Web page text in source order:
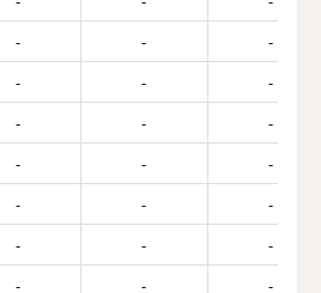
- -
-
- -
-
- -
-
- -
-
- -
-
- -
-
- - -